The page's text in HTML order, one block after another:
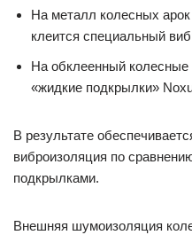
На металл колесных
клеится специальный
На обклеенный колесные
«жидкие подкрылки»
В результате
виброизоляция по
подкрылками.
Внешняя шумоизоляция